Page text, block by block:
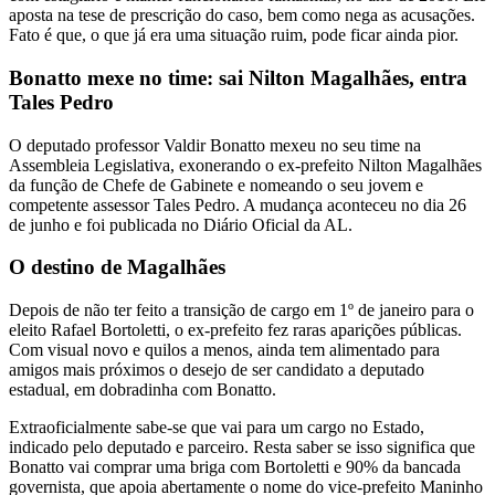
aposta na tese de prescrição do caso, bem como nega as acusações.
Fato é que, o que já era uma situação ruim, pode ficar ainda pior.
Bonatto mexe no time: sai Nilton Magalhães, entra
Tales Pedro
O deputado professor Valdir Bonatto mexeu no seu time na
Assembleia Legislativa, exonerando o ex-prefeito Nilton Magalhães
da função de Chefe de Gabinete e nomeando o seu jovem e
competente assessor Tales Pedro. A mudança aconteceu no dia 26
de junho e foi publicada no Diário Oficial da AL.
O destino de Magalhães
Depois de não ter feito a transição de cargo em 1º de janeiro para o
eleito Rafael Bortoletti, o ex-prefeito fez raras aparições públicas.
Com visual novo e quilos a menos, ainda tem alimentado para
amigos mais próximos o desejo de ser candidato a deputado
estadual, em dobradinha com Bonatto.
Extraoficialmente sabe-se que vai para um cargo no Estado,
indicado pelo deputado e parceiro. Resta saber se isso significa que
Bonatto vai comprar uma briga com Bortoletti e 90% da bancada
governista, que apoia abertamente o nome do vice-prefeito Maninho